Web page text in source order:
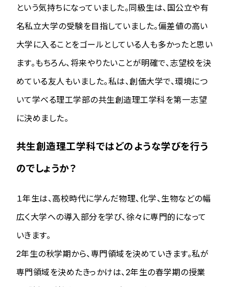
という気持ちになっていました。同級生は、国公立や有
名私立大学の受験を目指していました。偏差値の高い
大学に入ることをゴールとしている人も多かったと思い
ます。もちろん、将来やりたいことが明確で、志望校を決
めている友人もいました。私は、創価大学で、環境につ
いて学べる理工学部の共生創造理工学科を第一志望
に決めました。
共生創造理工学科ではどのような学びを行う
のでしょうか？
１年生は、高校時代に学んだ物理、化学、生物などの幅
広く大学への導入部分を学び、徐々に専門的になって
いきます。
2年生の秋学期から、専門領域を決めていきます。私が
専門領域を決めたきっかけは、2年生の春学期の授業